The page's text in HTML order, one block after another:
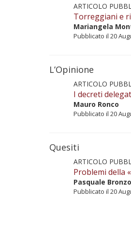
ARTICOLO
Torreggiani e
Mariangela
Pubblicato il 20
L’Opinione
ARTICOLO
I decreti
Mauro Ronco
Pubblicato il 20
Quesiti
ARTICOLO
Problemi della
Pasquale Bronzo
Pubblicato il 20